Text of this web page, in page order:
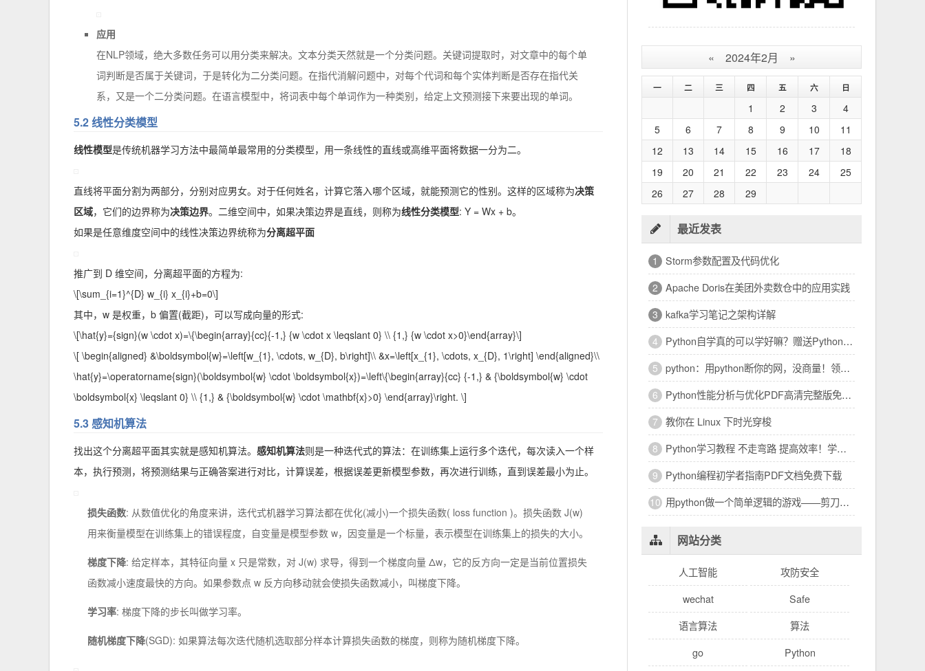
应用
在NLP领域，绝大多数任务可以用分类来解决。文本分类天然就是一个分类问题。关键词提取时，对文章中的每个单
词判断是否属于关键词，于是转化为二分类问题。在指代消解问题中，对每个代词和每个实体判断是否存在指代关
系，又是一个二分类问题。在语言模型中，将词表中每个单词作为一种类别，给定上文预测接下来要出现的单词。
5.2 线性分类模型
线性模型是传统机器学习方法中最简单最常用的分类模型，用一条线性的直线或高维平面将数据一分为二。
直线将平面分割为两部分，分别对应男女。对于任何姓名，计算它落入哪个区域，就能预测它的性别。这样的区域称为决策
区域，它们的边界称为决策边界。二维空间中，如果决策边界是直线，则称为线性分类模型: Y = Wx + b。
如果是任意维度空间中的线性决策边界统称为分离超平面
推广到 D 维空间，分离超平面的方程为:
\[\sum_{i=1}^{D} w_{i} x_{i}+b=0\]
其中，w 是权重，b 偏置(截距)，可以写成向量的形式:
\[\hat{y}={sign}(w \cdot x)=\{\begin{array}{cc}{-1,} {w \cdot x \leqslant 0} \\ {1,} {w \cdot x>0}\end{array}\]
\[ \begin{aligned} &\boldsymbol{w}=\left[w_{1}, \cdots, w_{D}, b\right]\\ &x=\left[x_{1}, \cdots, x_{D}, 1\right] \end{aligned}\\
\hat{y}=\operatorname{sign}(\boldsymbol{w} \cdot \boldsymbol{x})=\left\{\begin{array}{cc} {-1,} & {\boldsymbol{w} \cdot
\boldsymbol{x} \leqslant 0} \\ {1,} & {\boldsymbol{w} \cdot \mathbf{x}>0} \end{array}\right. \]
5.3 感知机算法
找出这个分离超平面其实就是感知机算法。 感知机算法则是一种迭代式的算法：在训练集上运行多个迭代，每次读入一个样
本，执行预测，将预测结果与正确答案进行对比，计算误差，根据误差更新模型参数，再次进行训练，直到误差最小为止。
损失函数: 从数值优化的角度来讲，迭代式机器学习算法都在优化(减小)一个损失函数( loss function )。损失函数 J(w)
用来衡量模型在训练集上的错误程度，自变量是模型参数 w，因变量是一个标量，表示模型在训练集上的损失的大小。
梯度下降: 给定样本，其特征向量 x 只是常数，对 J(w) 求导，得到一个梯度向量 Δw，它的反方向一定是当前位置损失
函数减小速度最快的方向。如果参数点 w 反方向移动就会使损失函数减小，叫梯度下降。
学习率: 梯度下降的步长叫做学习率。
随机梯度下降(SGD): 如果算法每次迭代随机选取部分样本计算损失函数的梯度，则称为随机梯度下降。
« 2024年2月 »
一 二 三 四 五 六 日
1 2 3
4
5
6 7 8 9 10
11
12
13 14 15 16 17
18
19
20 21 22 23 24
25
26
27 28 29
最近发表
1 Storm参数配置及代码优化
2 Apache Doris在美团外卖数仓中的应用实践
3 kafka学习笔记之架构详解
4 Python自学真的可以学好嘛？赠送Python编程快速上手电子书籍一本
5 python：用python断你的网，没商量！领取python基础项目练习题
6 Python性能分析与优化PDF高清完整版免费下载|百度云盘
7 教你在 Linux 下时光穿梭
8 Python学习教程 不走弯路 提高效率！学霸都在用
9 Python编程初学者指南PDF文档免费下载
10 用​python做一个简单逻辑的游戏——剪刀石头布
网站分类
人工智能
攻防安全
wechat
Safe
语言算法
算法
go
Python